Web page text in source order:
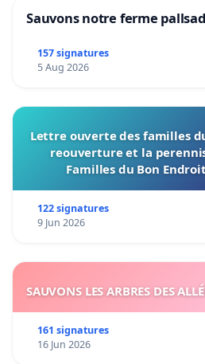
Sauvons notre ferme
157 signatures
5 Aug 2026
Lettre ouverte des familles
reouverture et la
Familles du Bon
122 signatures
9 Jun 2026
SAUVONS LES ARBRES DES
161 signatures
16 Jun 2026